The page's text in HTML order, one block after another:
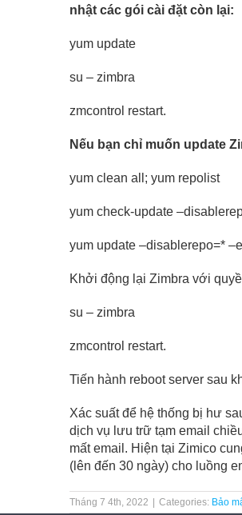
nhật các gói cài đặt còn lại:
yum update
su – zimbra
zmcontrol restart.
Nếu bạn chỉ muốn update
yum clean all; yum repolist
yum check-update
yum update –disablerepo=*
Khởi động lại Zimbra với
su – zimbra
zmcontrol restart.
Tiến hành reboot server sau
Xác suất để hệ thống bị hư
dịch vụ lưu trữ tạm email
mất email. Hiện tại Zimico
(lên đến 30 ngày) cho luồng
Tháng 7 4th, 2022 Categories: Bảo